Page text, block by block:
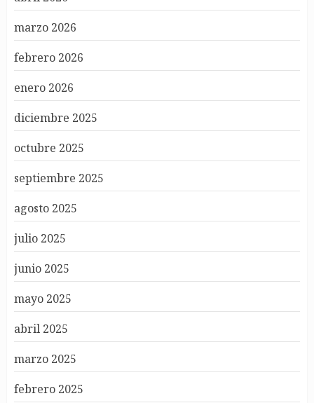
marzo 2026
febrero 2026
enero 2026
diciembre 2025
octubre 2025
septiembre 2025
agosto 2025
julio 2025
junio 2025
mayo 2025
abril 2025
marzo 2025
febrero 2025